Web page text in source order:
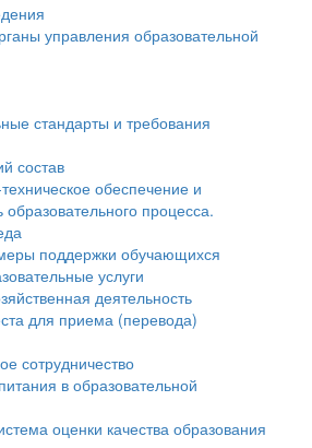
управления образовательной
стандарты и требования
состав
обеспечение и
процесса.
поддержки обучающихся
услуги
деятельность
для приема (перевода)
сотрудничество
в образовательной
оценки качества образования